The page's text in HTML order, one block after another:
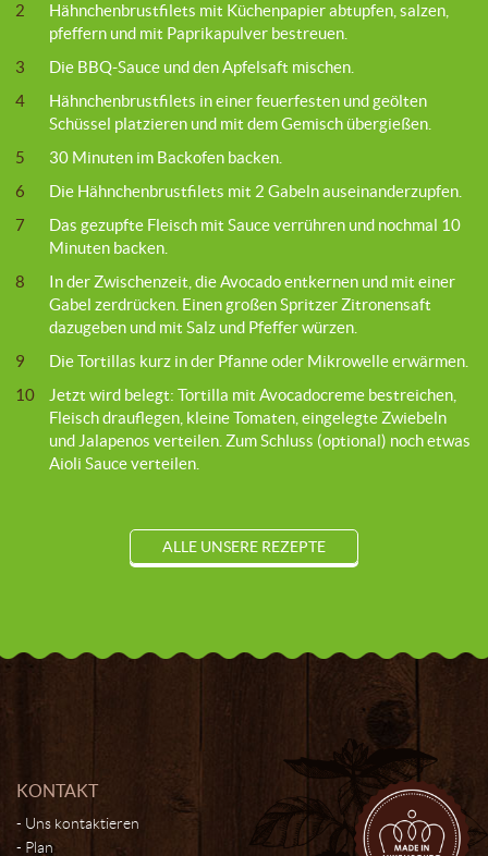
2
Hähnchenbrustfilets mit Küchenpapier abtupfen, salzen,
pfeffern und mit Paprikapulver bestreuen.
3
Die BBQ-Sauce und den Apfelsaft mischen.
4
Hähnchenbrustfilets in einer feuerfesten und geölten
Schüssel platzieren und mit dem Gemisch übergießen.
5
30 Minuten im Backofen backen.
6
Die Hähnchenbrustfilets mit 2 Gabeln auseinanderzupfen.
7
Das gezupfte Fleisch mit Sauce verrühren und nochmal 10
Minuten backen.
8
In der Zwischenzeit, die Avocado entkernen und mit einer
Gabel zerdrücken. Einen großen Spritzer Zitronensaft
dazugeben und mit Salz und Pfeffer würzen.
9
Die Tortillas kurz in der Pfanne oder Mikrowelle erwärmen.
10
Jetzt wird belegt: Tortilla mit Avocadocreme bestreichen,
Fleisch drauflegen, kleine Tomaten, eingelegte Zwiebeln
und Jalapenos verteilen. Zum Schluss (optional) noch etwas
Aioli Sauce verteilen.
ALLE UNSERE REZEPTE
KONTAKT
Uns kontaktieren
Plan